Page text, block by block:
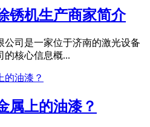
锈机生产商家简介
公司是一家位于济南的激光设备
的核心信息概...
属上的油漆？